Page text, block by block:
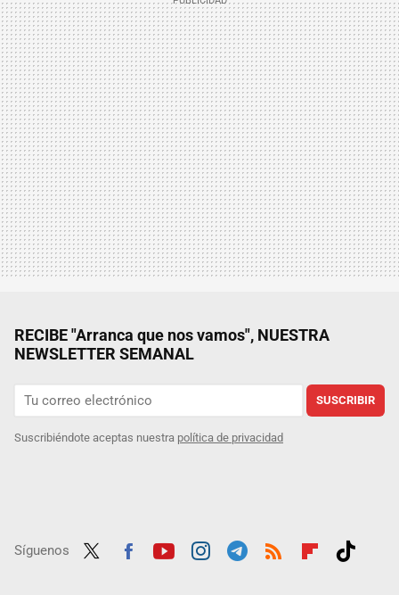
RECIBE "Arranca que nos vamos", NUESTRA
NEWSLETTER SEMANAL
SUSCRIBIR
Suscribiéndote aceptas nuestra política de privacidad
Síguenos